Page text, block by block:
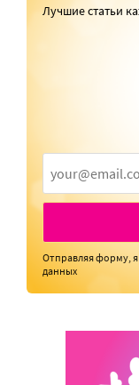
Лучшие статьи
Отправляя форму,
данных